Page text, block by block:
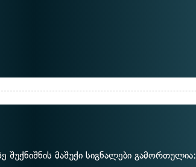
შუქნიშნის მაშუქი სიგნალები გამორთულია: